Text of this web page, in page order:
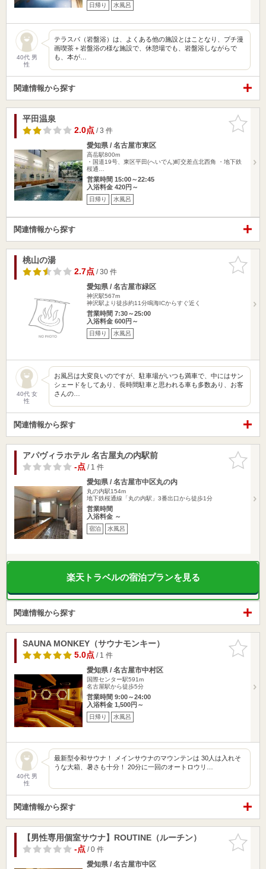
日帰り 水風呂
40代 男
性
テラスパ（岩盤浴）は、よくある他の施設とはことなり、プチ漫
画喫茶＋岩盤浴の様な施設で、休憩場でも、岩盤浴しながらで
も、本が…
関連情報から探す
お気に入
りに追加
平田温泉
2.0点/ 3 件
愛知県 / 名古屋市東区
高岳駅800m
・国道19号、東区平田(へいでん)町交差点北西角 ・地下鉄
桜通…
営業時間 15:00～22:45
入浴料金 420円～
日帰り 水風呂
関連情報から探す
お気に入
りに追加
桃山の湯
2.7点/ 30 件
愛知県 / 名古屋市緑区
神沢駅567m
神沢駅より徒歩約11分鳴海ICからすぐ近く
営業時間 7:30～25:00
入浴料金 600円～
日帰り 水風呂
40代 女
性
お風呂は大変良いのですが、駐車場がいつも満車で、中にはサン
シェードをしてあり、長時間駐車と思われる車も多数あり、お客
さんの…
関連情報から探す
お気に入
りに追加
アパヴィラホテル 名古屋丸の内駅前
-点/ 1 件
愛知県 / 名古屋市中区丸の内
丸の内駅154m
地下鉄桜通線「丸の内駅」3番出口から徒歩1分
営業時間
入浴料金 ～
宿泊 水風呂
楽天トラベルの宿泊プランを見る
関連情報から探す
お気に入
りに追加
SAUNA MONKEY（サウナモンキー）
5.0点/ 1 件
愛知県 / 名古屋市中村区
国際センター駅591m
名古屋駅から徒歩5分
営業時間 9:00～24:00
入浴料金 1,500円～
日帰り 水風呂
40代 男
性
最新型令和サウナ！ メインサウナのマウンテンは 30人は入れそ
うな大箱、暑さも十分！ 20分に一回のオートロウリ…
関連情報から探す
お気に入
りに追加
【男性専用個室サウナ】ROUTINE（ルーチン）
-点/ 0 件
愛知県 / 名古屋市中区